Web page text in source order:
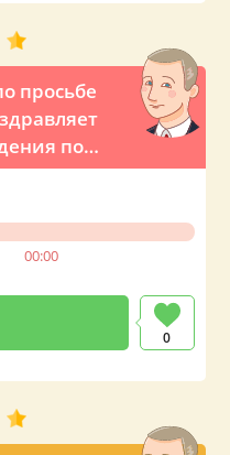
просьбе
по
00:00
0